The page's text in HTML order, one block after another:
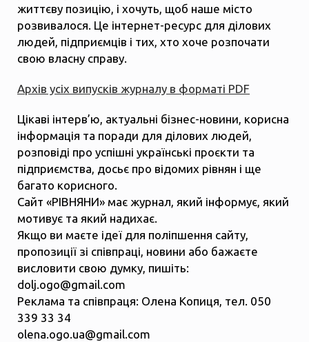
життєву позицію, і хочуть, щоб наше місто
розвивалося. Це інтернет-ресурс для ділових
людей, підприємців і тих, хто хоче розпочати
свою власну справу.
Архів усіх випусків журналу в форматі PDF
Цікаві інтерв’ю, актуальні бізнес-новини, корисна
інформація та поради для ділових людей,
розповіді про успішні українські проєкти та
підприємства, досьє про відомих рівнян і ще
багато корисного.
Сайт «РІВНЯНИ» має журнал, який інформує, який
мотивує та який надихає.
Якщо ви маєте ідеї для поліпшення сайту,
пропозиції зі співпраці, новини або бажаєте
висловити свою думку, пишіть:
dolj.ogo@gmail.com
Реклама та співпраця: Олена Копиця, тел. 050
339 33 34
olena.ogo.ua@gmail.com